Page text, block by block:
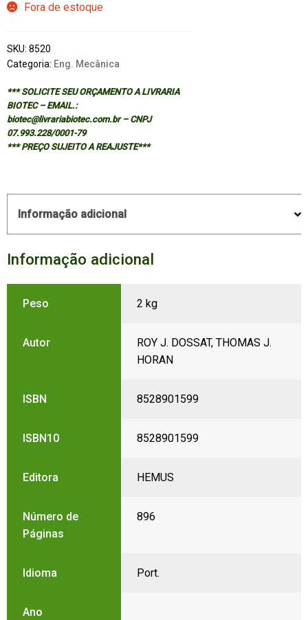
Fora de estoque
SKU: 8520
Categoria: Eng. Mecânica
*** SOLICITE SEU ORÇAMENTO A LIVRARIA
BIOTEC – EMAIL.:
biotec@livrariabiotec.com.br – CNPJ
07.993.228/0001-79
*** PREÇO SUJEITO A REAJUSTE***
Informação adicional
Informação adicional
Peso 2 kg
Autor
ROY J. DOSSAT, THOMAS J.
HORAN
ISBN 8528901599
ISBN10 8528901599
Editora HEMUS
Número de
Páginas
896
Idioma Port.
Ano